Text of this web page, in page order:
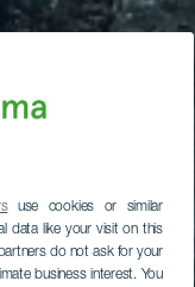
use cookies or similar
data like your visit on this
do not ask for your
business interest. You